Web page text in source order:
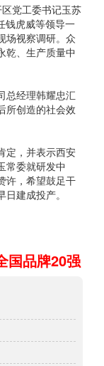
党工委书记玉苏
钱虎威等领导一
场视察调研。众
乾、生产质量中
总经理韩耀忠汇
所创造的社会效
定，并表示西安
常委就研发中
许，希望鼓足干
建成投产。
国品牌20强